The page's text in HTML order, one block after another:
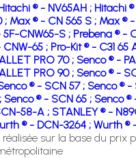
® - NV65AH ; Hitachi
; Max ® - CN 565 S ; Max ®
5F-CNW65-S ; Prebena ® -
CNW-65 ; Pro-Kit ® - C31 65
PRO 70 ; Senco ® -
PRO 90 ; Senco ® -
® - SCN 57 ; Senco ® -
Senco ® - SCN 65 ; Senco ®
58-A ; STANLEY ® -
® - DCN-3264 ; Wurth ®
sur la base du prix